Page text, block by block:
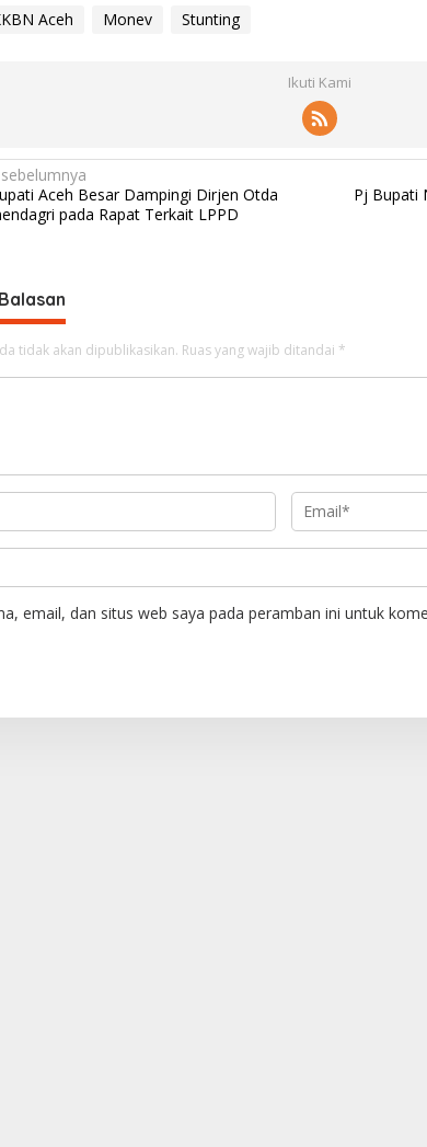
Aceh Monev Stunting
Ikuti Kami
Aceh Besar Dampingi Dirjen Otda
pada Rapat Terkait LPPD
Pj Bupati
tidak akan dipublikasikan. Ruas yang wajib ditandai *
email, dan situs web saya pada peramban ini untuk